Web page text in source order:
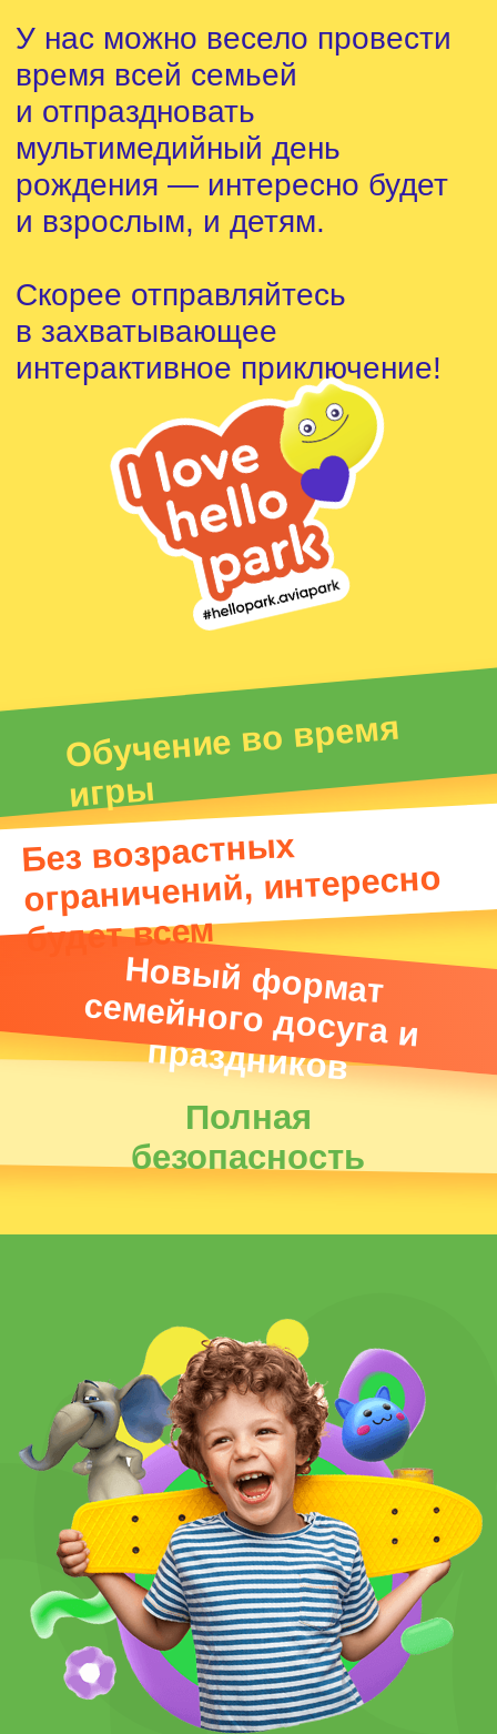
Каждую неделю
новенькое!
Мы регулярно меняем тему
оформления игр во всем парке!
Чтобы каждый раз вы
Инсталляции
Загадочный космос
Подводное путешествие
Игрушки
В мире животных
Город будущего
Детские
праздники
В Hello Park можно ярко и
необычно отметить детские
праздники и дни рождения.
Интерактивные проекции на
столе развлекут во время
праздничного банкета и даже
поздравят именинника!
Подробнее